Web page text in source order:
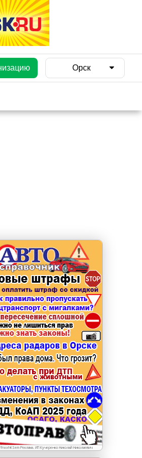
Орск
erid: LdtCKJjWj Реклама. ИП Кучеренко Николай
Николаевич
Реклама. ИП Кучеренко Николай Николаевич